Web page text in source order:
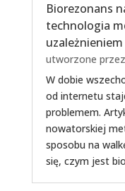
Biorezonans
technologia
utworzone przez
W dobie
od internetu
problemem.
nowatorskiej
sposobu na
się, czym jest